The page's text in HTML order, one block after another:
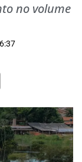
no volume